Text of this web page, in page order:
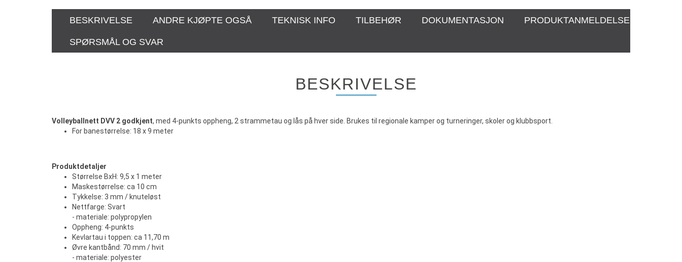
BESKRIVELSE ANDRE KJØPTE OGSÅ TEKNISK INFO TILBEHØR DOKUMENTASJON PRODUKTANMELDELSER
SPØRSMÅL OG SVAR
BESKRIVELSE
Volleyballnett DVV 2 godkjent, med 4-punkts oppheng, 2 strammetau og lås på hver side. Brukes til regionale kamper og turneringer, skoler og klubbsport.
For banestørrelse: 18 x 9 meter
Produktdetaljer
Størrelse BxH: 9,5 x 1 meter
Maskestørrelse: ca 10 cm
Tykkelse: 3 mm / knuteløst
Nettfarge: Svart
- materiale: polypropylen
Oppheng: 4-punkts
Kevlartau i toppen: ca 11,70 m
Øvre kantbånd: 70 mm / hvit
- materiale: polyester